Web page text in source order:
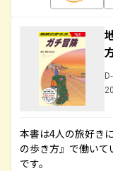
本書は4人の旅好き
の歩き方』で働い
です。